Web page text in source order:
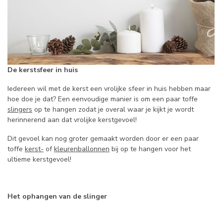
De kerstsfeer in huis
Iedereen wil met de kerst een vrolijke sfeer in huis hebben maar
hoe doe je dat? Een eenvoudige manier is om een paar toffe
slingers op te hangen zodat je overal waar je kijkt je wordt
herinnerend aan dat vrolijke kerstgevoel!
Dit gevoel kan nog groter gemaakt worden door er een paar
toffe kerst- ofkleurenballonnen bij op te hangen voor het
ultieme kerstgevoel!
Het ophangen van de slinger